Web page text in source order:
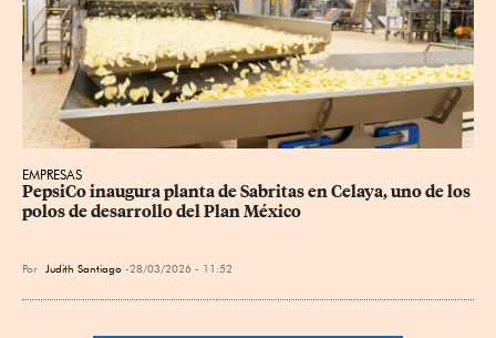
EMPRESAS
PepsiCo inaugura planta de Sabritas en Celaya, uno de los
polos de desarrollo del Plan México
Por Judith Santiago 28/03/2026 - 11:52